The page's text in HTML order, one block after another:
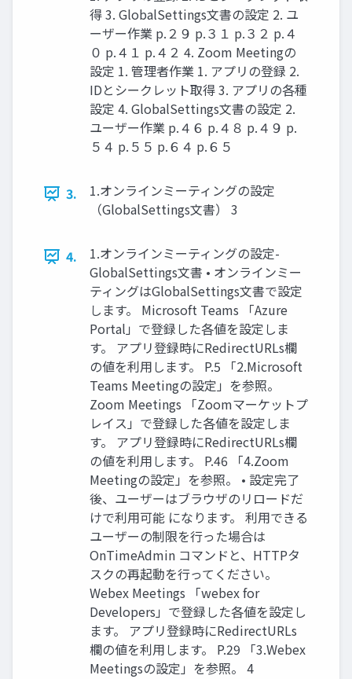
得 3. GlobalSettings文書の設定 2. ユ
ーザー作業 p.２９ p.３１ p.３２ p.４
０ p.４１ p.４２ 4. Zoom Meetingの
設定 1. 管理者作業 1. アプリの登録 2.
IDとシークレット取得 3. アプリの各種
設定 4. GlobalSettings文書の設定 2.
ユーザー作業 p.４６ p.４８ p.４９ p.
５４ p.５５ p.６４ p.６５
3.
1.オンラインミーティングの設定
（GlobalSettings文書） 3
4.
1.オンラインミーティングの設定-
GlobalSettings文書 • オンラインミー
ティングはGlobalSettings文書で設定
します。 Microsoft Teams 「Azure
Portal」で登録した各値を設定しま
す。 アプリ登録時にRedirectURLs欄
の値を利用します。 P.5 「2.Microsoft
Teams Meetingの設定」を参照。
Zoom Meetings 「Zoomマーケットプ
レイス」で登録した各値を設定しま
す。 アプリ登録時にRedirectURLs欄
の値を利用します。 P.46 「4.Zoom
Meetingの設定」を参照。 • 設定完了
後、ユーザーはブラウザのリロードだ
けで利用可能 になります。 利用できる
ユーザーの制限を行った場合は
OnTimeAdmin コマンドと、HTTPタ
スクの再起動を行ってください。
Webex Meetings 「webex for
Developers」で登録した各値を設定し
ます。 アプリ登録時にRedirectURLs
欄の値を利用します。 P.29 「3.Webex
Meetingsの設定」を参照。 4